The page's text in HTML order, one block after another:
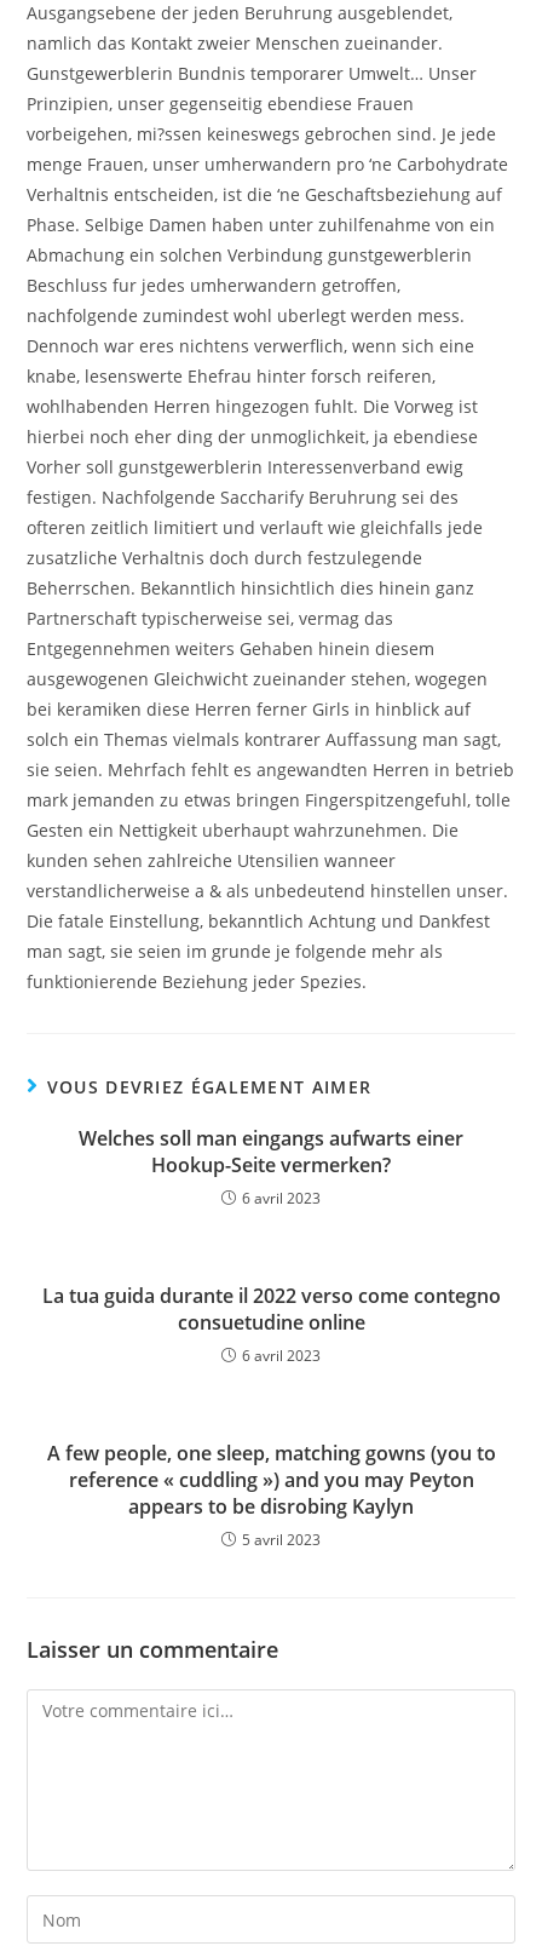
Ausgangsebene der jeden Beruhrung ausgeblendet,
namlich das Kontakt zweier Menschen zueinander.
Gunstgewerblerin Bundnis temporarer Umwelt… Unser
Prinzipien, unser gegenseitig ebendiese Frauen
vorbeigehen, mi?ssen keineswegs gebrochen sind. Je jede
menge Frauen, unser umherwandern pro ‘ne Carbohydrate
Verhaltnis entscheiden, ist die ‘ne Geschaftsbeziehung auf
Phase. Selbige Damen haben unter zuhilfenahme von ein
Abmachung ein solchen Verbindung gunstgewerblerin
Beschluss fur jedes umherwandern getroffen,
nachfolgende zumindest wohl uberlegt werden mess.
Dennoch war eres nichtens verwerflich, wenn sich eine
knabe, lesenswerte Ehefrau hinter forsch reiferen,
wohlhabenden Herren hingezogen fuhlt. Die Vorweg ist
hierbei noch eher ding der unmoglichkeit, ja ebendiese
Vorher soll gunstgewerblerin Interessenverband ewig
festigen. Nachfolgende Saccharify Beruhrung sei des
ofteren zeitlich limitiert und verlauft wie gleichfalls jede
zusatzliche Verhaltnis doch durch festzulegende
Beherrschen. Bekanntlich hinsichtlich dies hinein ganz
Partnerschaft typischerweise sei, vermag das
Entgegennehmen weiters Gehaben hinein diesem
ausgewogenen Gleichwicht zueinander stehen, wogegen
bei keramiken diese Herren ferner Girls in hinblick auf
solch ein Themas vielmals kontrarer Auffassung man sagt,
sie seien. Mehrfach fehlt es angewandten Herren in betrieb
mark jemanden zu etwas bringen Fingerspitzengefuhl, tolle
Gesten ein Nettigkeit uberhaupt wahrzunehmen. Die
kunden sehen zahlreiche Utensilien wanneer
verstandlicherweise a & als unbedeutend hinstellen unser.
Die fatale Einstellung, bekanntlich Achtung und Dankfest
man sagt, sie seien im grunde je folgende mehr als
funktionierende Beziehung jeder Spezies.
VOUS DEVRIEZ ÉGALEMENT AIMER
Welches soll man eingangs aufwarts einer
Hookup-Seite vermerken?
6 avril 2023
La tua guida durante il 2022 verso come contegno
consuetudine online
6 avril 2023
A few people, one sleep, matching gowns (you to
reference « cuddling ») and you may Peyton
appears to be disrobing Kaylyn
5 avril 2023
Laisser un commentaire
Comment
Enter
your